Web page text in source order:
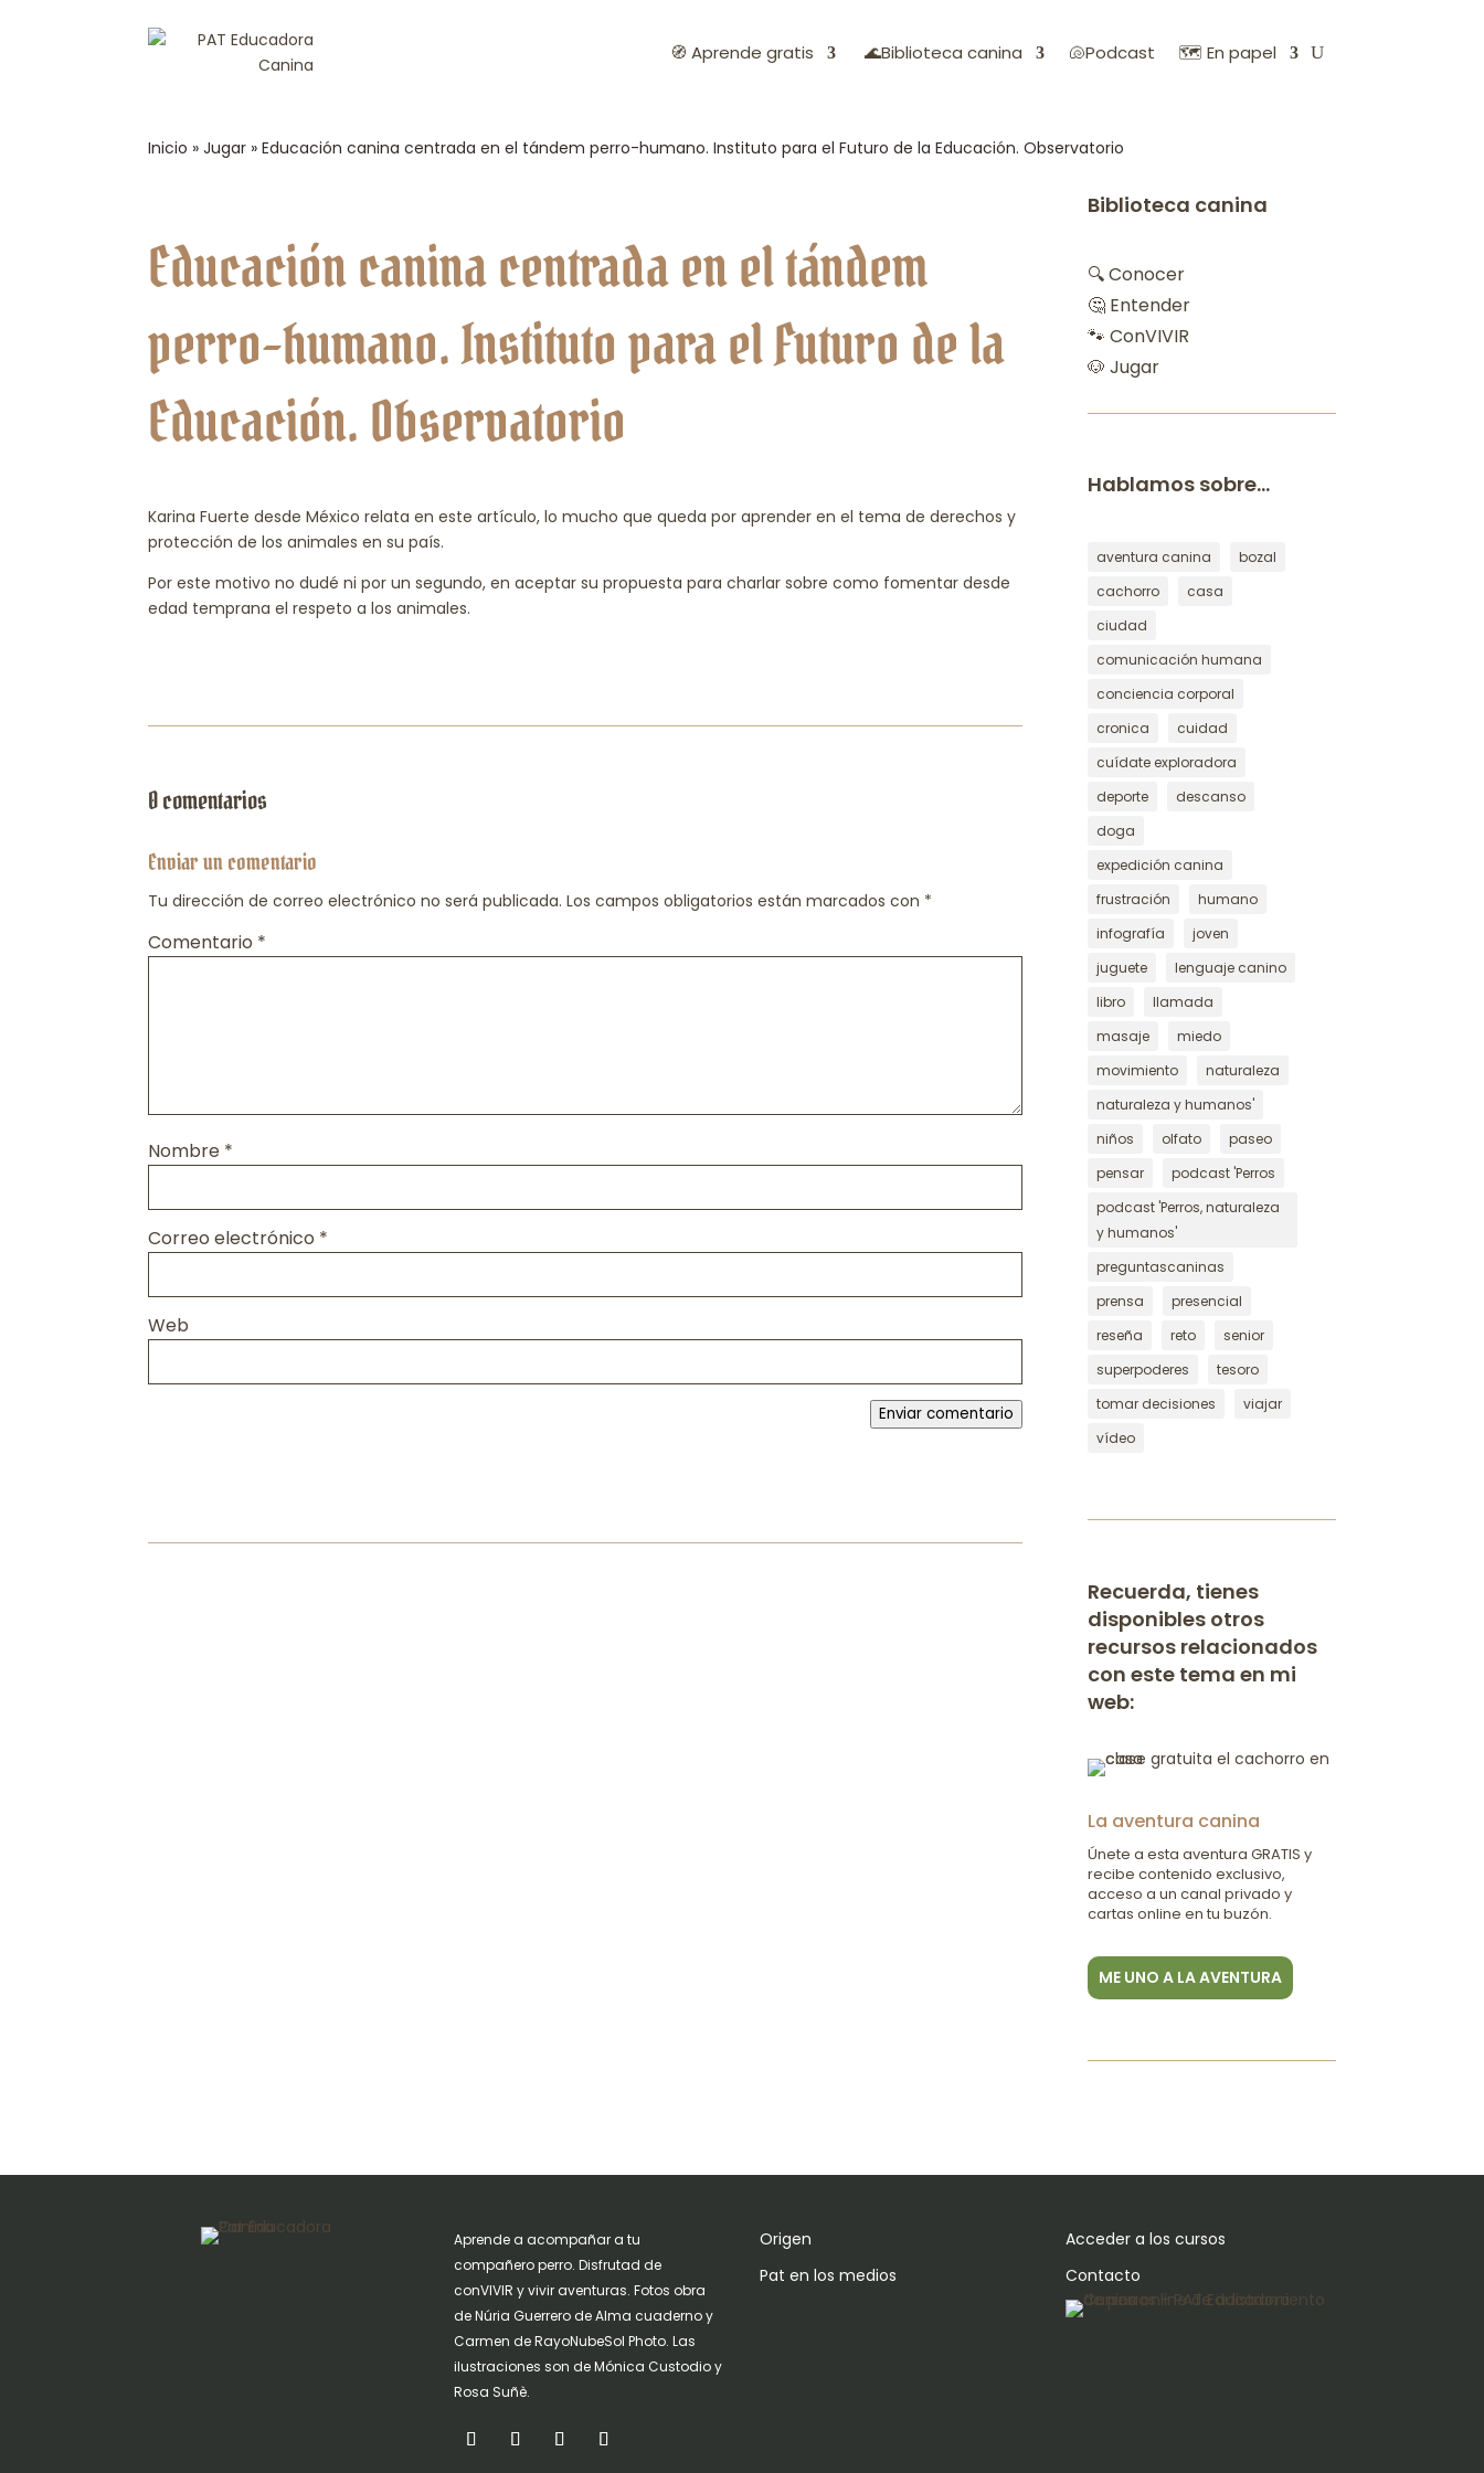
🧭 Aprende gratis 🌊Biblioteca canina 🐚Podcast 🗺️ En papel
Inicio »Jugar »Educación canina centrada en el tándem perro-humano. Instituto para el Futuro de la Educación. Observatorio
Educación canina centrada en el tándem
perro-humano. Instituto para el Futuro de la
Educación. Observatorio
Karina Fuerte desde México relata en este artículo, lo mucho que queda por aprender en el tema de derechos y
protección de los animales en su país.
Por este motivo no dudé ni por un segundo, en aceptar su propuesta para charlar sobre como fomentar desde
edad temprana el respeto a los animales.
0 comentarios
Enviar un comentario
Tu dirección de correo electrónico no será publicada. Los campos obligatorios están marcados con *
Comentario *
Nombre *
Correo electrónico *
Web
Enviar comentario
Biblioteca canina
🔍 Conocer
🤔 Entender
🐾 ConVIVIR
🐶 Jugar
Hablamos sobre…
aventura canina
bozal
cachorro
casa
ciudad
comunicación humana
conciencia corporal
cronica
cuidad
cuídate exploradora
deporte
descanso
doga
expedición canina
frustración
humano
infografía
joven
juguete
lenguaje canino
libro
llamada
masaje
miedo
movimiento
naturaleza
naturaleza y humanos'
niños
olfato
paseo
pensar
podcast 'Perros
podcast 'Perros, naturaleza
y humanos'
preguntascaninas
prensa
presencial
reseña
reto
senior
superpoderes
tesoro
tomar decisiones
viajar
vídeo
Recuerda, tienes
disponibles otros
recursos relacionados
con este tema en mi
web:
La aventura canina
Únete a esta aventura GRATIS y
recibe contenido exclusivo,
acceso a un canal privado y
cartas online en tu buzón.
ME UNO A LA AVENTURA
Aprende a acompañar a tu
compañero perro. Disfrutad de
conVIVIR y vivir aventuras. Fotos obra
de Núria Guerrero de Alma cuaderno y
Carmen de RayoNubeSol Photo. Las
ilustraciones son de Mónica Custodio y
Rosa Suñè.
Origen
Pat en los medios
Acceder a los cursos
Contacto